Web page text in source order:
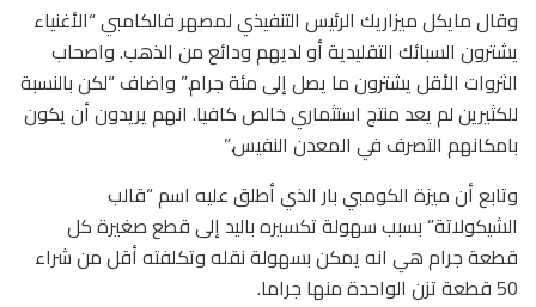
وقال مايكل ميزاريك الرئيس التنفيذي لمصهر فالكامبي “الأغنياء
يشترون السبائك التقليدية أو لديهم ودائع من الذهب. واصحاب
الثروات الأقل يشترون ما يصل إلى مئة جرام.” واضاف “لكن بالنسبة
للكثيرين لم يعد منتج استثماري خالص كافيا. انهم يريدون أن يكون
بامكانهم التصرف في المعدن النفيس.”
وتابع أن ميزة الكومبي بار الذي أطلق عليه اسم “قالب
الشيكولاتة” بسبب سهولة تكسيره باليد إلى قطع صغيرة كل
قطعة جرام هي انه يمكن بسهولة نقله وتكلفته أقل من شراء
50 قطعة تزن الواحدة منها جراما.